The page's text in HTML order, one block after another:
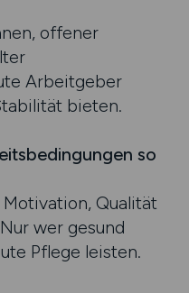
offener
Arbeitgeber
bieten.
so
Qualität
wer gesund
Pflege leisten.